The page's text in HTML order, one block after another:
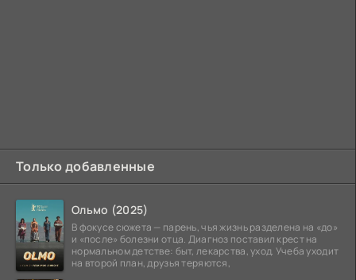
Только добавленные
Ольмо (2025)
В фокусе сюжета — парень, чья жизнь разделена на «до»
и «после» болезни отца. Диагноз поставил крест на
нормальном детстве: быт, лекарства, уход. Учеба уходит
на второй план, друзья теряются,